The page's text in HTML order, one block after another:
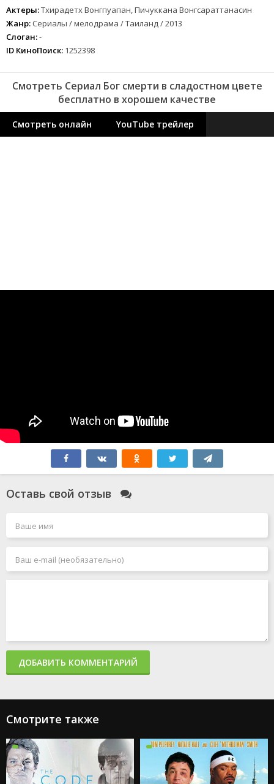
Актеры:Тхирадетх Вонгпуапан, Пичуккана Вонгсараттанасин
Жанр: Сериалы / мелодрама / Таиланд / 2013
Слоган:-
ID КиноПоиск: 1252398
Смотреть Сериал Бог смерти в сладостном цвете
бесплатно в хорошем качестве
Смотреть онлайн YouTube трейлер
Оставь свой отзыв
ДОБАВИТЬ КОММЕНТАРИЙ
Смотрите также